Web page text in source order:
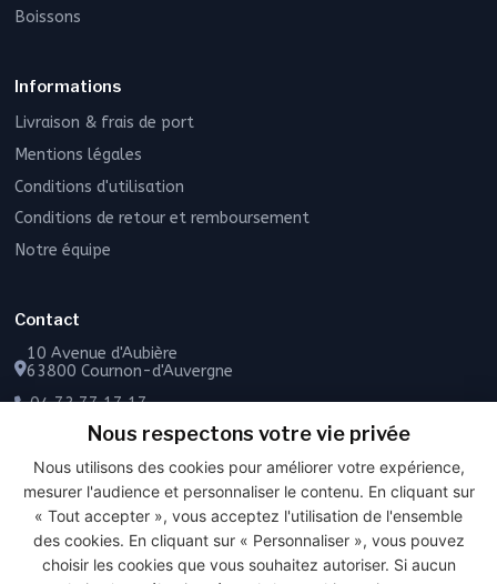
Boissons
Informations
Livraison & frais de port
Mentions légales
Conditions d'utilisation
Conditions de retour et remboursement
Notre équipe
Contact
10 Avenue d'Aubière
63800 Cournon-d'Auvergne
04 73 77 17 17
06 49 55 43 72
Contactez-nous
Nous respectons votre vie privée
Nous utilisons des cookies pour améliorer votre expérience,
mesurer l'audience et personnaliser le contenu. En cliquant sur
« Tout accepter », vous acceptez l'utilisation de l'ensemble
des cookies. En cliquant sur « Personnaliser », vous pouvez
choisir les cookies que vous souhaitez autoriser. Si aucun